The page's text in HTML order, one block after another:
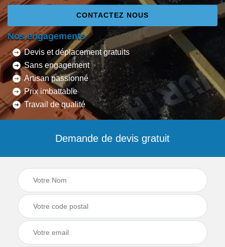
CONTACTEZ NOUS
Nos engagements
Devis et déplacement gratuits
Sans engagement
Artisan passionné
Prix imbattable
Travail de qualité
Demande de devis gratuit